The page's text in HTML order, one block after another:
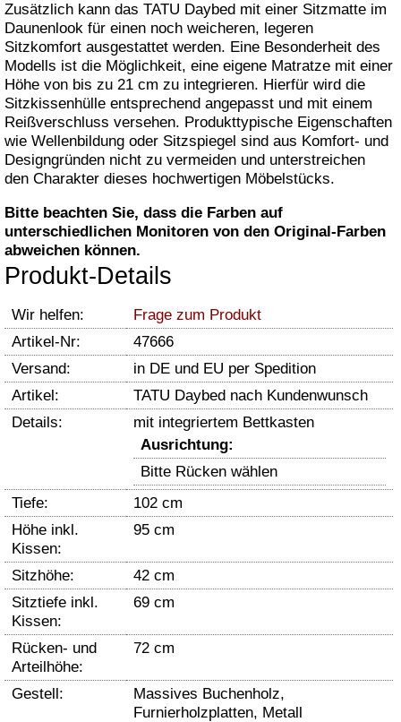
Zusätzlich kann das TATU Daybed mit einer Sitzmatte im
Daunenlook für einen noch weicheren, legeren
Sitzkomfort ausgestattet werden. Eine Besonderheit des
Modells ist die Möglichkeit, eine eigene Matratze mit einer
Höhe von bis zu 21 cm zu integrieren. Hierfür wird die
Sitzkissenhülle entsprechend angepasst und mit einem
Reißverschluss versehen. Produkttypische Eigenschaften
wie Wellenbildung oder Sitzspiegel sind aus Komfort- und
Designgründen nicht zu vermeiden und unterstreichen
den Charakter dieses hochwertigen Möbelstücks.
Bitte beachten Sie, dass die Farben auf
unterschiedlichen Monitoren von den Original-Farben
abweichen können.
Produkt-Details
Wir helfen:
Frage zum Produkt
Artikel-Nr:
47666
Versand:
in DE und EU per Spedition
Artikel:
TATU Daybed nach Kundenwunsch
Details:
mit integriertem Bettkasten
Ausrichtung:
Bitte Rücken wählen
Tiefe:
102 cm
Höhe inkl.
Kissen:
95 cm
Sitzhöhe:
42 cm
Sitztiefe inkl.
Kissen:
69 cm
Rücken- und
Arteilhöhe:
72 cm
Gestell:
Massives Buchenholz,
Furnierholzplatten, Metall